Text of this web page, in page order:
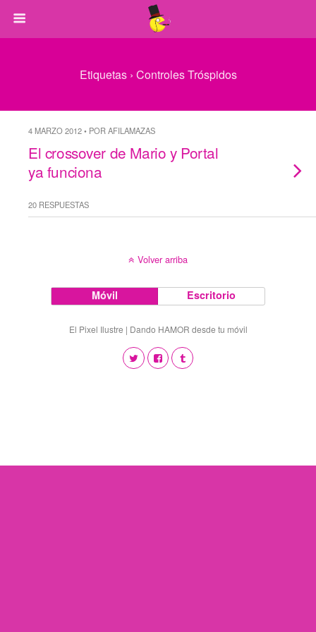
Etiquetas › Controles Tróspidos
4 MARZO 2012 • POR AFILAMAZAS
El crossover de Mario y Portal
ya funciona
20 RESPUESTAS
Volver arriba
Móvil Escritorio
El Pixel Ilustre | Dando HAMOR desde tu móvil